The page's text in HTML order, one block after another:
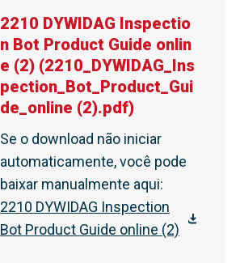
2210 DYWIDAG Inspectio
n Bot Product Guide onlin
e (2) (2210_DYWIDAG_Ins
pection_Bot_Product_Gui
de_online (2).pdf)
Se o download não iniciar
automaticamente, você pode
baixar manualmente aqui:
2210 DYWIDAG Inspection
Bot Product Guide online (2)